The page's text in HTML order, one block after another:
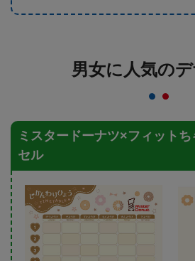
男女に人気の
ミスタードーナツ×フィット
セル